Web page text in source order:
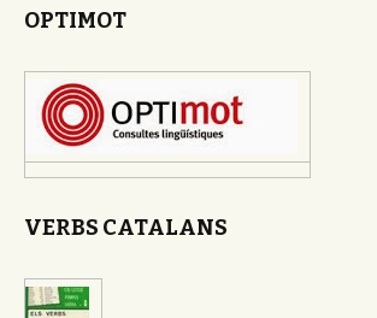
OPTIMOT
VERBS CATALANS